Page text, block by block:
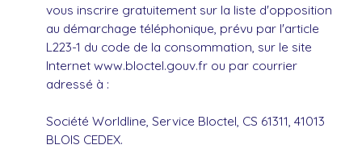
vous inscrire gratuitement sur la liste d'opposition
au démarchage téléphonique, prévu par l'article
L223-1 du code de la consommation, sur le site
Internet www.bloctel.gouv.fr ou par courrier
adressé à :
Société Worldline, Service Bloctel, CS 61311, 41013
BLOIS CEDEX.